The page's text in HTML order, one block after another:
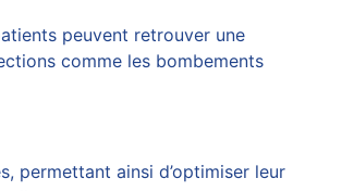
peuvent retrouver une
comme les bombements
permettant ainsi d’optimiser leur